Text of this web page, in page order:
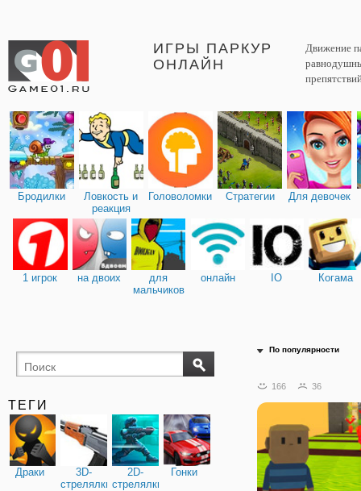
ИГРЫ ПАРКУР
ОНЛАЙН
Движение
Бродилки
Ловкость и
реакция
Головоломки Стратегии Для девочек
1 игрок на двоих
для
мальчиков
онлайн IO Когама
ТЕГИ
Драки
3D-
стрелялки
2D-
стрелялки
Гонки
По популярности
166 36